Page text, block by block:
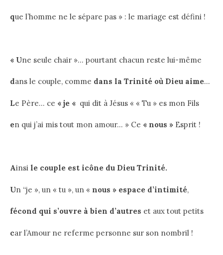
que l’homme ne le sépare pas » : le mariage est défini !
« Une seule chair »… pourtant chacun reste lui-même
dans le couple, comme dans la Trinité où Dieu aime…
Le Père… ce « je « qui dit à Jésus « « Tu » es mon Fils
en qui j’ai mis tout mon amour… » Ce « nous » Esprit !
Ainsi le couple est icône du Dieu Trinité.
Un “je », un « tu », un « nous » espace d’intimité,
fécond qui s’ouvre à bien d’autres et aux tout petits
car l’Amour ne referme personne sur son nombril !